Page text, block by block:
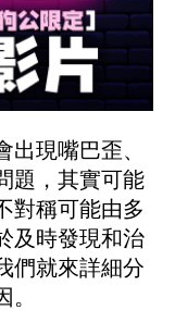
現嘴巴歪、
題，其實可能
對稱可能由多
及時發現和治
們就來詳細分